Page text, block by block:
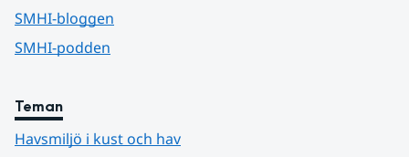
SMHI-bloggen
SMHI-podden
Teman
Havsmiljö i kust och hav